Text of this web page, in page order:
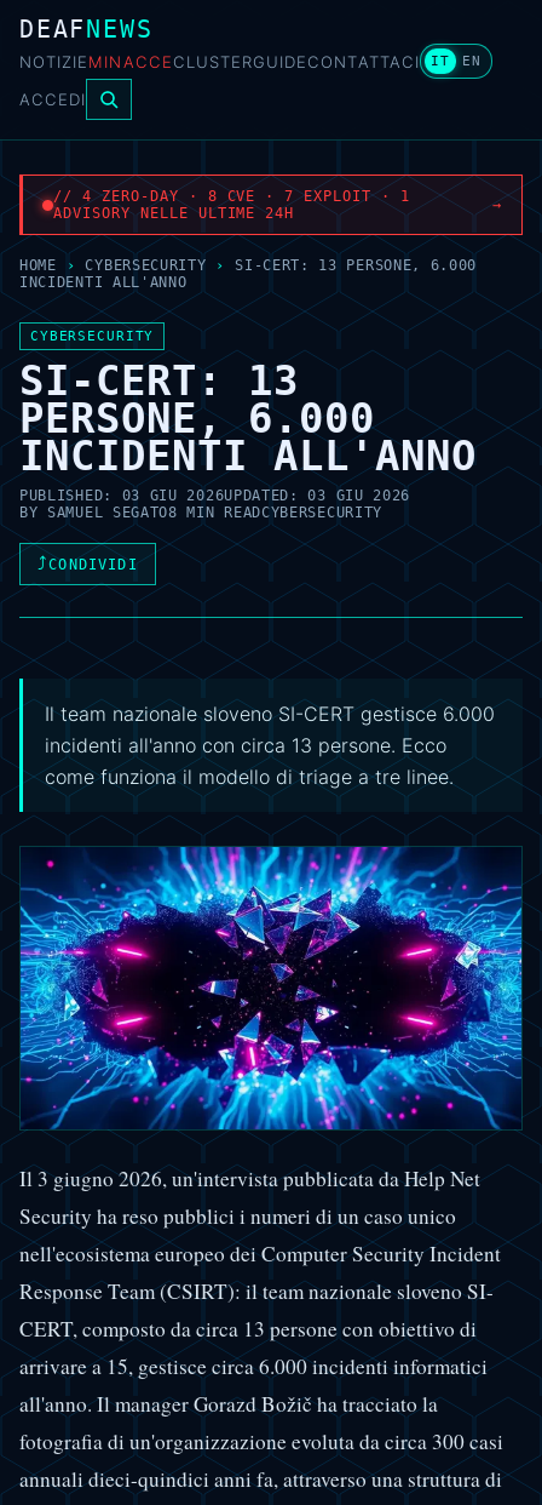
DEAFNEWS
NOTIZIEMINACCECLUSTERGUIDECONTATTACI IT EN
ACCEDI
// 4 ZERO-DAY · 8 CVE · 7 EXPLOIT · 1
ADVISORY NELLE ULTIME 24H
→
HOME › CYBERSECURITY ›
SI-CERT: 13 PERSONE, 6.000
INCIDENTI ALL'ANNO
CYBERSECURITY
SI-CERT: 13
PERSONE, 6.000
INCIDENTI ALL'ANNO
PUBLISHED: 03 GIU 2026UPDATED:03 GIU 2026
BY SAMUEL SEGATO8 MIN READCYBERSECURITY
⤴CONDIVIDI
Il team nazionale sloveno SI-CERT gestisce 6.000
incidenti all'anno con circa 13 persone. Ecco
come funziona il modello di triage a tre linee.
Il 3 giugno 2026, un'intervista pubblicata da Help Net
Security ha reso pubblici i numeri di un caso unico
nell'ecosistema europeo dei Computer Security Incident
Response Team (CSIRT): il team nazionale sloveno SI-
CERT, composto da circa 13 persone con obiettivo di
arrivare a 15, gestisce circa 6.000 incidenti informatici
all'anno. Il manager Gorazd Božič ha tracciato la
fotografia di un'organizzazione evoluta da circa 300 casi
annuali dieci-quindici anni fa, attraverso una struttura di